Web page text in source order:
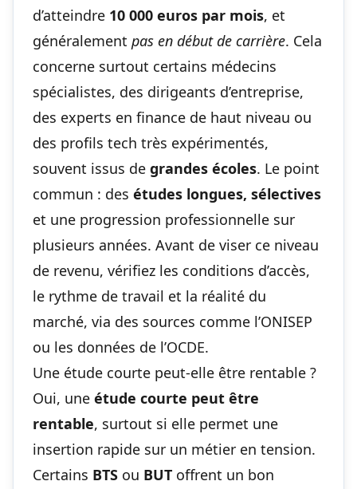
d’atteindre 10 000 euros par mois, et
généralement pas en début de carrière. Cela
concerne surtout certains médecins
spécialistes, des dirigeants d’entreprise,
des experts en finance de haut niveau ou
des profils tech très expérimentés,
souvent issus de grandes écoles. Le point
commun : des études longues, sélectives
et une progression professionnelle sur
plusieurs années. Avant de viser ce niveau
de revenu, vérifiez les conditions d’accès,
le rythme de travail et la réalité du
marché, via des sources comme l’ONISEP
ou les données de l’OCDE.
Une étude courte peut-elle être rentable ?
Oui, une étude courte peut être
rentable, surtout si elle permet une
insertion rapide sur un métier en tension.
Certains BTS ou BUT offrent un bon